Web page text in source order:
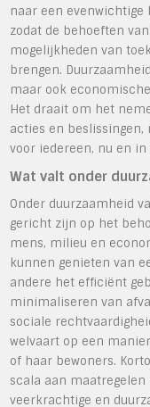
naar een
zodat de behoeften
mogelijkheden van
brengen.
maar ook
Het draait om het
acties en
voor iedereen, nu en in
Wat valt onder
Onder duurzaamheid
gericht zijn op het
mens, milieu en
kunnen genieten van
andere het efficiënt
minimaliseren van
sociale
welvaart op een
of haar bewoners.
scala aan
veerkrachtige en